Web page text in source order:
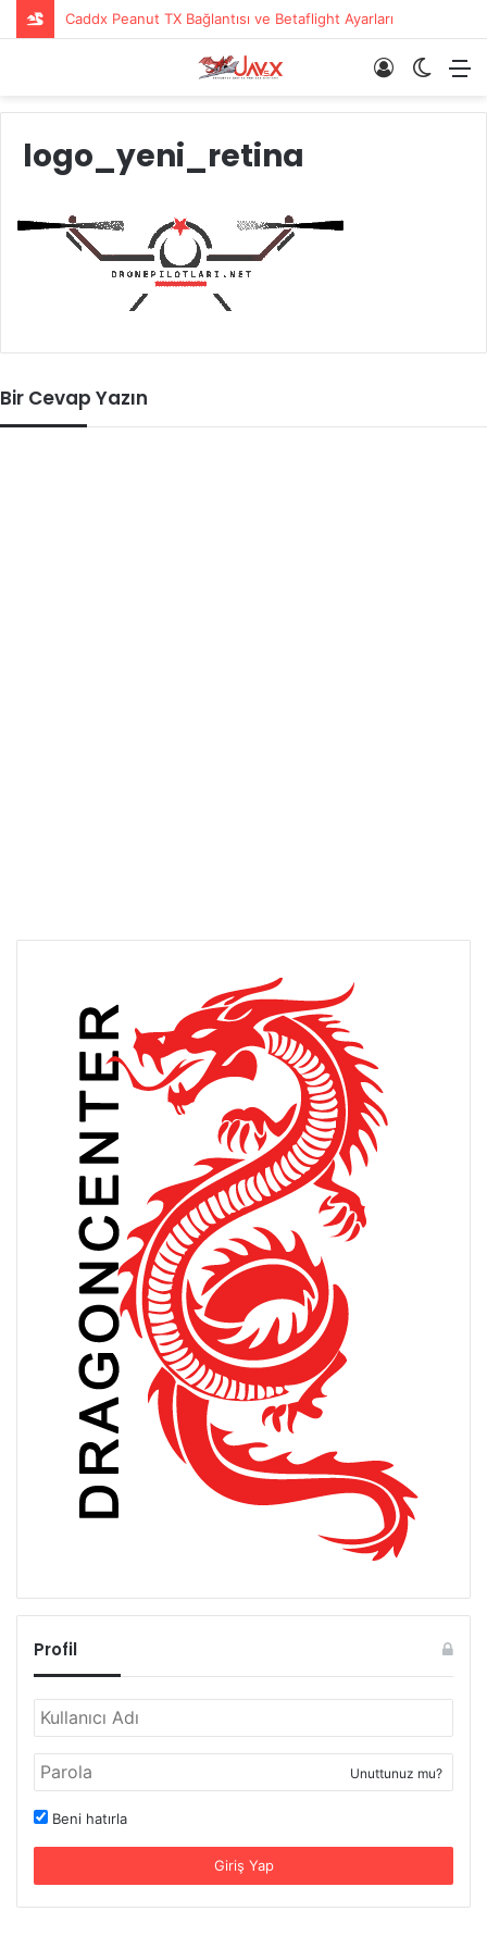
Caddx Peanut TX Bağlantısı ve Betaflight Ayarları
Dış
Giriş
logo_yeni_retina
Bir Cevap Yazın
Profil
Unuttunuz mu?
Beni hatırla
Giriş Yap